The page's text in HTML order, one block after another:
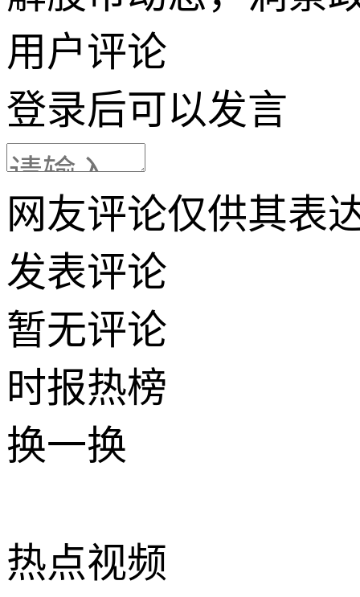
用户评论
登录后可以发言
网友评论仅供其表
发表评论
暂无评论
时报热榜
换一换
热点视频